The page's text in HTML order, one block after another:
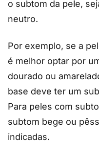
o subtom da pele,
neutro.
Por exemplo, se a
é melhor optar por
dourado ou
base deve ter um
Para peles com
subtom bege ou
indicadas.